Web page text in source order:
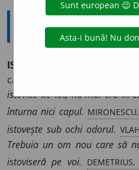
Explicative DEX
ISTOV
cauza bolii sau a muncii); a
istovise de tot, nu mai era în
înturna nici capul.
istovește sub ochi odorul.
Trebuia un om nou care să
istoviseră pe voi.